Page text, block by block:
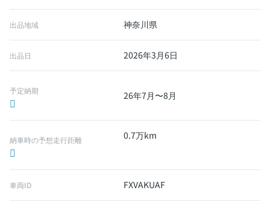
出品地域 神奈川県
出品日 2026年3月6日
予定納期 26年7月〜8月
納車時の予想走行距離 0.7万km
車両ID FXVAKUAF